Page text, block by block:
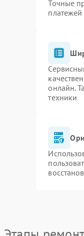
Точные
онлайн.
техники